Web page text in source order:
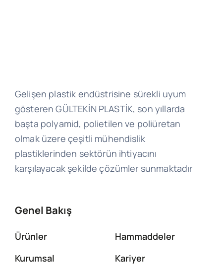
Gelişen plastik endüstrisine sürekli uyum
gösteren GÜLTEKİN PLASTİK, son yıllarda
başta polyamid, polietilen ve poliüretan
olmak üzere çeşitli mühendislik
plastiklerinden sektörün ihtiyacını
karşılayacak şekilde çözümler sunmaktadır
Genel Bakış
Ürünler
Kurumsal
Hammaddeler
Kariyer